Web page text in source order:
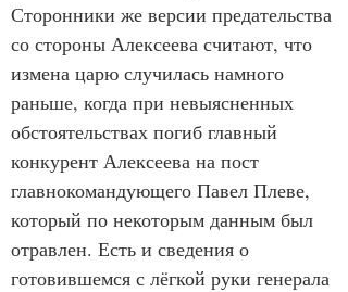
Сторонники же версии предательства
со стороны Алексеева считают, что
измена царю случилась намного
раньше, когда при невыясненных
обстоятельствах погиб главный
конкурент Алексеева на пост
главнокомандующего Павел Плеве,
который по некоторым данным был
отравлен. Есть и сведения о
готовившемся с лёгкой руки генерала